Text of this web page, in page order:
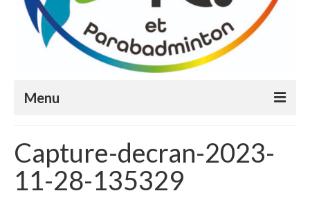
Menu
Le badminton
Le parabadminton
Capture-decran-2023-
11-28-135329